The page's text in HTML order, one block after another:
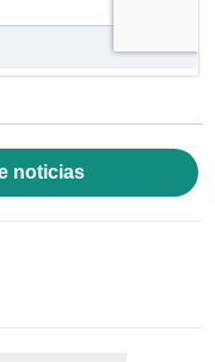
noticias